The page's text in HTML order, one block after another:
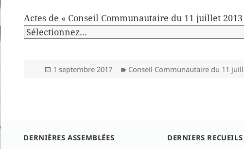
Actes de « Conseil Communautaire du 11 juillet 2013
Publié
1 septembre 2017 Catégories
Conseil Communautaire du 11
DERNIÈRES ASSEMBLÉES DERNIERS